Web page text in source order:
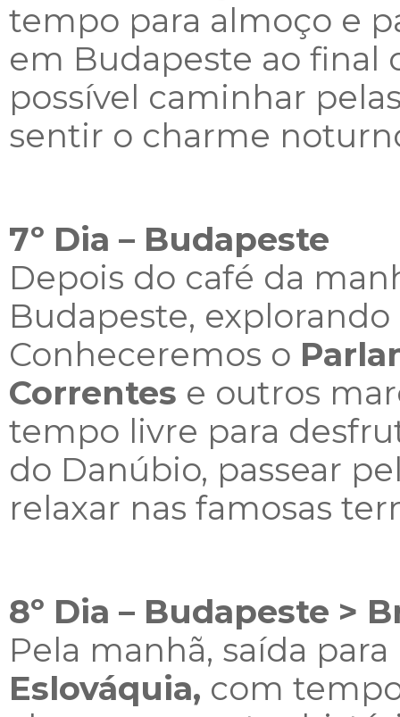
tempo para almoço e
em Budapeste ao final
possível caminhar
sentir o charme
7º Dia – Budapeste
Depois do café da
Budapeste, explorando
Conheceremos o
Correntes e outros
tempo livre para
do Danúbio, passear
relaxar nas famosas
8º Dia – Budapeste >
Pela manhã, saída
Eslováquia, com